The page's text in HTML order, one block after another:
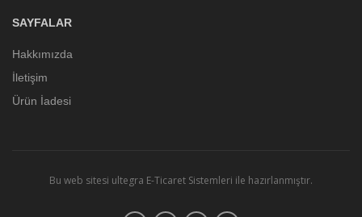
SAYFALAR
Hakkımızda
İletişim
Ürün İadesi
Bu web sitesi ultegra E-Ticaret Sistemleri ile hazırlanmıştır.